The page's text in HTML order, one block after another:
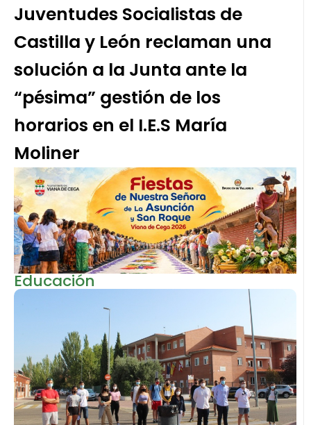
Juventudes Socialistas de
Castilla y León reclaman una
solución a la Junta ante la
“pésima” gestión de los
horarios en el I.E.S María
Moliner
Educación